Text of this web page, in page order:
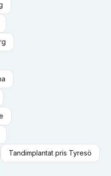
Tandimplantat pris Tyresö